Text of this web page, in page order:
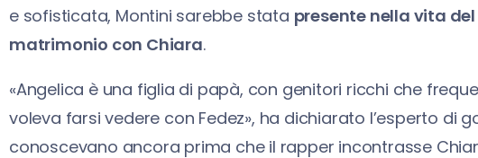
e sofisticata, Montini sarebbe stata presente nella vita
matrimonio con Chiara.
«Angelica è una figlia di papà, con genitori ricchi che
voleva farsi vedere con Fedez», ha dichiarato l’esperto di
conoscevano ancora prima che il rapper incontrasse